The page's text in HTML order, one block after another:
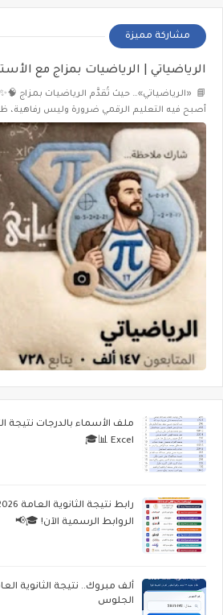
مشاركة مميزة
الرياضياتي | الرياضيات بمزاج مع
📘 «الرياضياتي»… حيث تُقدَّم الرياضيات بمزاج
أصبح فيه التعليم الرقمي ضرورة وليس
Excel 📊🎓
الروابط الرسمية الآن! 🎓📢
الجلوس